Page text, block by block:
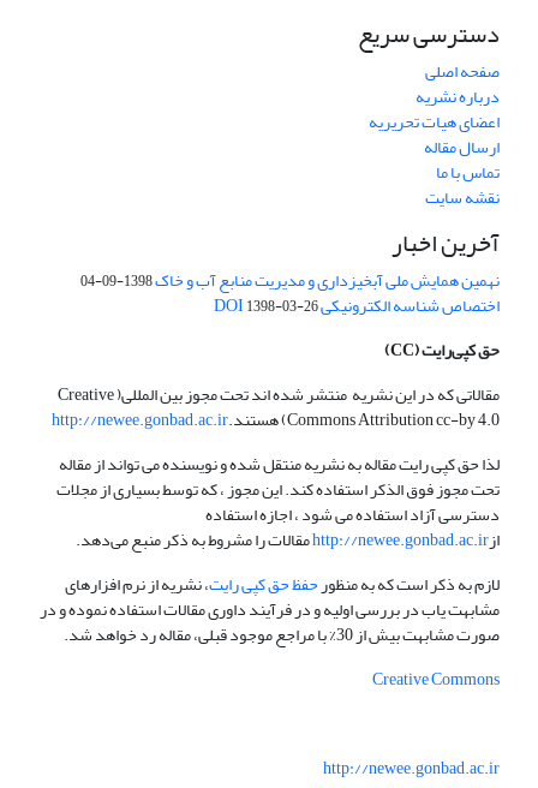
دسترسی سریع
صفحه اصلی
درباره نشریه
اعضای هیات تحریریه
ارسال مقاله
تماس با ما
نقشه سایت
آخرین اخبار
نهمین همایش ملی آبخیزداری و مدیریت منابع آب و خاک1398-09-04
اختصاص شناسه الکترونیکی DOI1398-03-26
حق کپی‌رایت(CC)
مقالاتی که در این نشریه منتشر شده اند تحت مجوز بین المللی( Creative
Commons Attribution cc-by 4.0) هستند.
http://newee.gonbad.ac.ir
لذا حق کپی رایت مقاله به نشریه منتقل شده و نویسنده می تواند از مقاله
تحت مجوز فوق الذکر استفاده کند. این مجوز ، که توسط بسیاری از مجلات
دسترسی آزاد استفاده می شود ، اجازه استفاده
ازhttp://newee.gonbad.ac.irمقالات را مشروط به ذکر منبع می‌دهد.
لازم به ذکر است که به منظورحفظ حق کپی رایت، نشریه از نرم افزارهای
مشابهت یاب در بررسی اولیه و در فرآیند داوری مقالات استفاده نموده و در
صورت مشابهت بیش از 30% با مراجع موجود قبلی، مقاله رد خواهد شد.
Creative Commons
http://newee.gonbad.ac.ir